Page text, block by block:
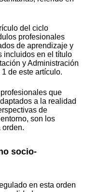
del ciclo
profesionales
de aprendizaje y
incluidos en el título
y Administración
de este artículo.
que
a la realidad
de
son los
orden.
socio-
en esta orden